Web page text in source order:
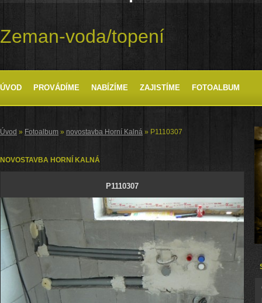
Zeman-voda/topení
ÚVOD PROVÁDÍME NABÍZÍME ZAJISTÍME FOTOALBUM
Úvod » Fotoalbum » novostavba Horní Kalná » P1110307
NOVOSTAVBA HORNÍ KALNÁ
P1110307